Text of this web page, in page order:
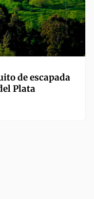
de escapada
Plata